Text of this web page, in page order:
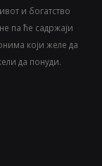
и богатство
па ће садржаји
који желе да
да понуди.